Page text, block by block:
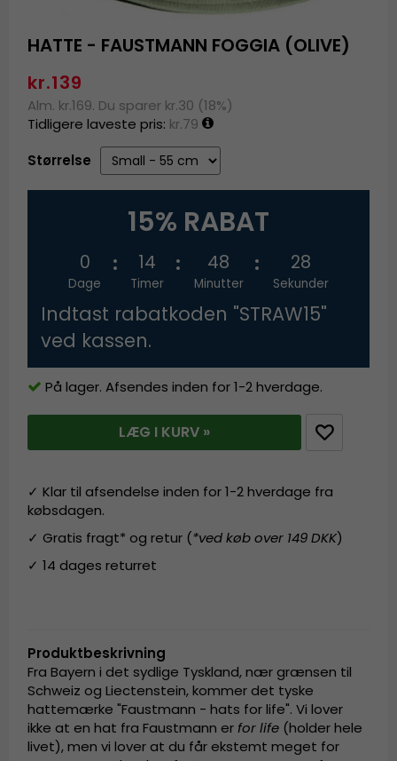
HATTE - FAUSTMANN FOGGIA (OLIVE)
kr.139
Alm. kr.169. Du sparer kr.30 (18%)
Tidligere laveste pris: kr.79
Størrelse
15% RABAT
0
Dage
14
Timer
48
Minutter
27
Sekunder
Indtast rabatkoden "STRAW15"
ved kassen.
På lager. Afsendes inden for 1-2 hverdage.
LÆG I KURV »
✓ Klar til afsendelse inden for 1-2 hverdage fra
købsdagen.
✓ Gratis fragt* og retur (*ved køb over 149 DKK)
✓ 14 dages returret
Produktbeskrivning
Fra Bayern i det sydlige Tyskland, nær grænsen til
Schweiz og Liectenstein, kommer det tyske
hattemærke "Faustmann - hats for life". Vi lover
ikke at en hat fra Faustmann erfor life (holder hele
livet), men vi lover at du får ekstemt meget for